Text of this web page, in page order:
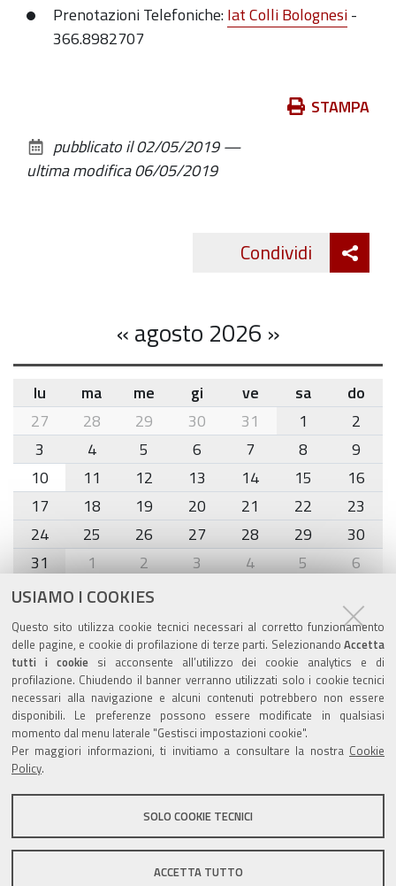
USIAMO I COOKIES
Questo sito utilizza cookie tecnici necessari al corretto funzionamento
delle pagine, e cookie di profilazione di terze parti. Selezionando Accetta
tutti i cookiesi acconsente all’utilizzo dei cookie analytics e di
profilazione. Chiudendo il banner verranno utilizzati solo i cookie tecnici
necessari alla navigazione e alcuni contenuti potrebbero non essere
disponibili. Le preferenze possono essere modificate in qualsiasi
momento dal menu laterale "Gestisci impostazioni cookie".
Per maggiori informazioni, ti invitiamo a consultare la nostra Cookie
Policy.
SOLO COOKIE TECNICI
ACCETTA TUTTO
Prenotazioni Telefoniche:Iat Colli Bolognesi-
366.8982707
documento
STAMPA
pubblicato il02/05/2019—
ultima modifica06/05/2019
Condividi
«agosto 2026 »
month-
8
lu ma me gi ve sa
do
27
28 29 30 31 1
2
3
4 5 6 7 8
9
10
11 12 13 14 15
16
17
18 19 20 21 22
23
24
25 26 27 28 29
30
31
1 2 3 4 5 6
Agenda eventi
torna alla sezione
Valuta questo sito
Sito istituzionale Comune di Zola Predosa